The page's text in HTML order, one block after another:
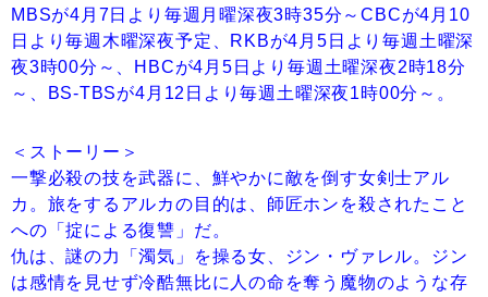
MBSが4月7日より毎週月曜深夜3時35分～CBCが4月10
日より毎週木曜深夜予定、RKBが4月5日より毎週土曜深
夜3時00分～、HBCが4月5日より毎週土曜深夜2時18分
～、BS-TBSが4月12日より毎週土曜深夜1時00分～。
＜ストーリー＞
一撃必殺の技を武器に、鮮やかに敵を倒す女剣士アル
カ。旅をするアルカの目的は、師匠ホンを殺されたこと
への「掟による復讐」だ。
仇は、謎の力「濁気」を操る女、ジン・ヴァレル。ジン
は感情を見せず冷酷無比に人の命を奪う魔物のような存